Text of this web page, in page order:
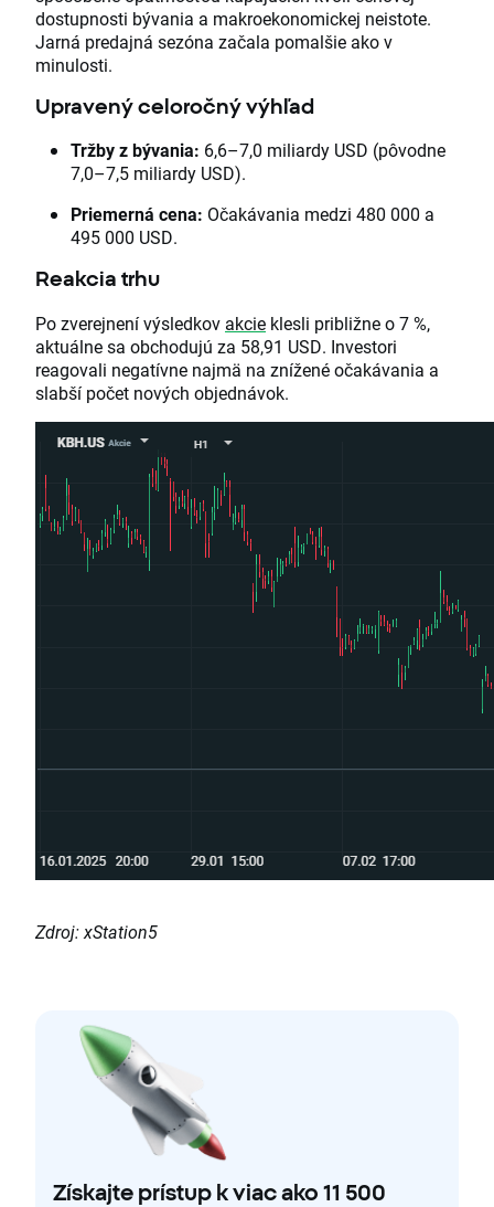
dostupnosti bývania a makroekonomickej neistote.
Jarná predajná sezóna začala pomalšie ako v
minulosti.
Upravený celoročný výhľad
Tržby z bývania: 6,6–7,0 miliardy USD (pôvodne
7,0–7,5 miliardy USD).
Priemerná cena: Očakávania medzi 480 000 a
495 000 USD.
Reakcia trhu
Po zverejnení výsledkov akcie klesli približne o 7 %,
aktuálne sa obchodujú za 58,91 USD. Investori
reagovali negatívne najmä na znížené očakávania a
slabší počet nových objednávok.
Zdroj: xStation5
Získajte prístup k viac ako 11 500